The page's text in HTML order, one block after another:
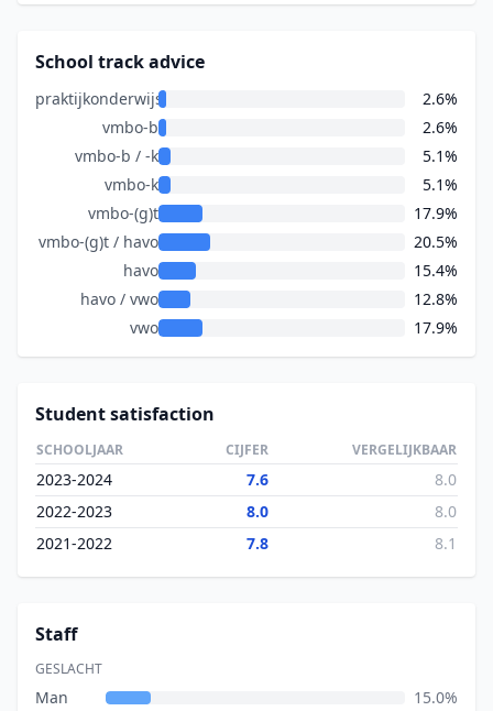
School track advice
praktijkonderwijs
2.6%
vmbo-b
2.6%
vmbo-b / -k
5.1%
vmbo-k
5.1%
vmbo-(g)t
17.9%
vmbo-(g)t / havo
20.5%
havo
15.4%
havo / vwo
12.8%
vwo
17.9%
Student satisfaction
SCHOOLJAAR CIJFER VERGELIJKBAAR
2023-2024 7.6
8.0
2022-2023
8.0
8.0
2021-2022
7.8 8.1
Staff
GESLACHT
Man 15.0%